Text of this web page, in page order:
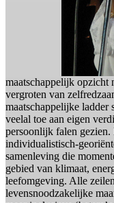
maatschappelijk opzicht
vergroten van
maatschappelijke ladder
veelal toe aan eigen
persoonlijk falen
individualistisch-
samenleving die
gebied van klimaat,
leefomgeving. Alle
levensnoodzakelijke